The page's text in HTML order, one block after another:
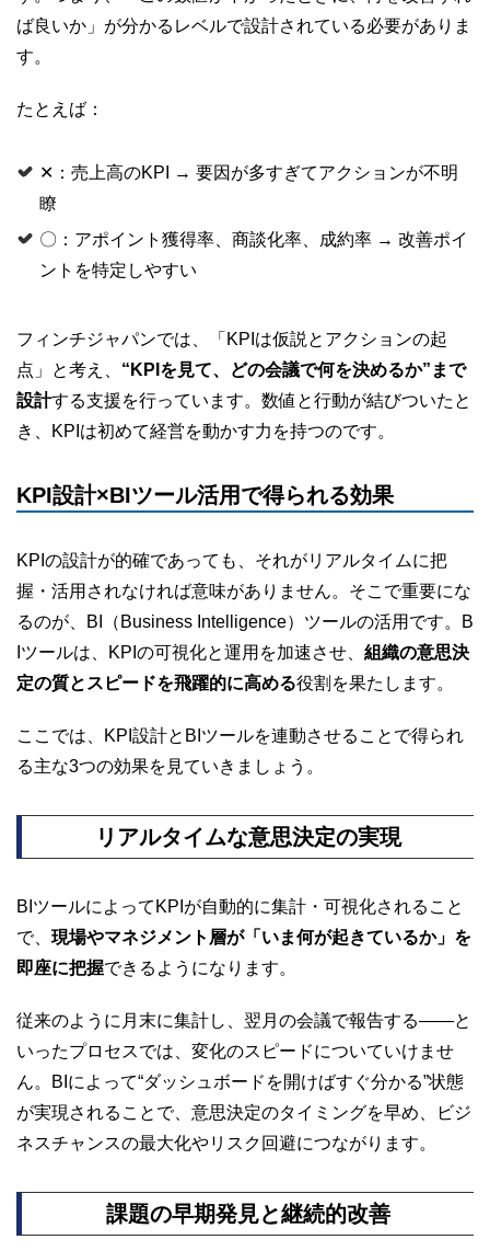
ば良いか」が分かるレベルで設計されている必要がありま
す。
たとえば：
✕：売上高のKPI → 要因が多すぎてアクションが不明
瞭
〇：アポイント獲得率、商談化率、成約率 → 改善ポイ
ントを特定しやすい
フィンチジャパンでは、「KPIは仮説とアクションの起
点」と考え、 “KPIを見て、どの会議で何を決めるか”まで
設計する支援を行っています。数値と行動が結びついたと
き、KPIは初めて経営を動かす力を持つのです。
KPI設計×BIツール活用で得られる効果
KPIの設計が的確であっても、それがリアルタイムに把
握・活用されなければ意味がありません。そこで重要にな
るのが、BI（Business Intelligence）ツールの活用です。B
Iツールは、KPIの可視化と運用を加速させ、 組織の意思決
定の質とスピードを飛躍的に高める役割を果たします。
ここでは、KPI設計とBIツールを連動させることで得られ
る主な3つの効果を見ていきましょう。
リアルタイムな意思決定の実現
BIツールによってKPIが自動的に集計・可視化されること
で、 現場やマネジメント層が「いま何が起きているか」を
即座に把握できるようになります。
従来のように月末に集計し、翌月の会議で報告する——と
いったプロセスでは、変化のスピードについていけませ
ん。BIによって“ダッシュボードを開けばすぐ分かる”状態
が実現されることで、意思決定のタイミングを早め、ビジ
ネスチャンスの最大化やリスク回避につながります。
課題の早期発見と継続的改善